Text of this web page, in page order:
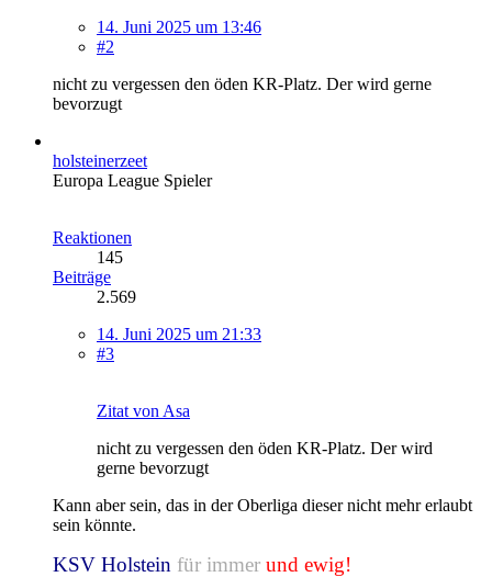
14. Juni 2025 um 13:46
#2
nicht zu vergessen den öden KR-Platz. Der wird gerne
bevorzugt
holsteinerzeet
Europa League Spieler
Reaktionen
145
Beiträge
2.569
14. Juni 2025 um 21:33
#3
Zitat von Asa
nicht zu vergessen den öden KR-Platz. Der wird
gerne bevorzugt
Kann aber sein, das in der Oberliga dieser nicht mehr erlaubt
sein könnte.
KSV Holstein für immer und ewig!